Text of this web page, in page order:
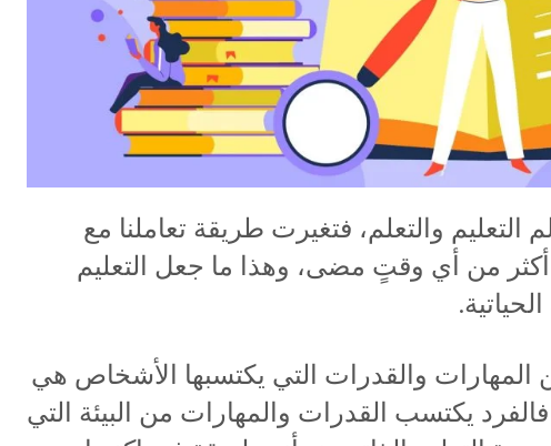
والتعلم، فتغيرت طريقة تعاملنا مع
من أي وقتٍ مضى، وهذا ما جعل التعليم
المهارات والقدرات التي يكتسبها الأشخاص هي
فالفرد يكتسب القدرات والمهارات من البيئة التي